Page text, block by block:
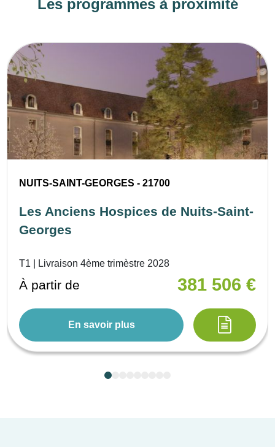
Les programmes à proximité
NUITS-SAINT-GEORGES - 21700
Les Anciens Hospices de Nuits-Saint-
Georges
T1 | Livraison 4ème trimèstre 2028
À partir de 381 506 €
En savoir plus